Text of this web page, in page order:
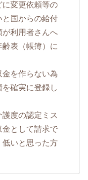
変更依頼等の
国からの給付
利用者さんへ
表（帳簿）に
を作らない為
確実に登録し
度の認定ミス
金として請求で
低いと思った方